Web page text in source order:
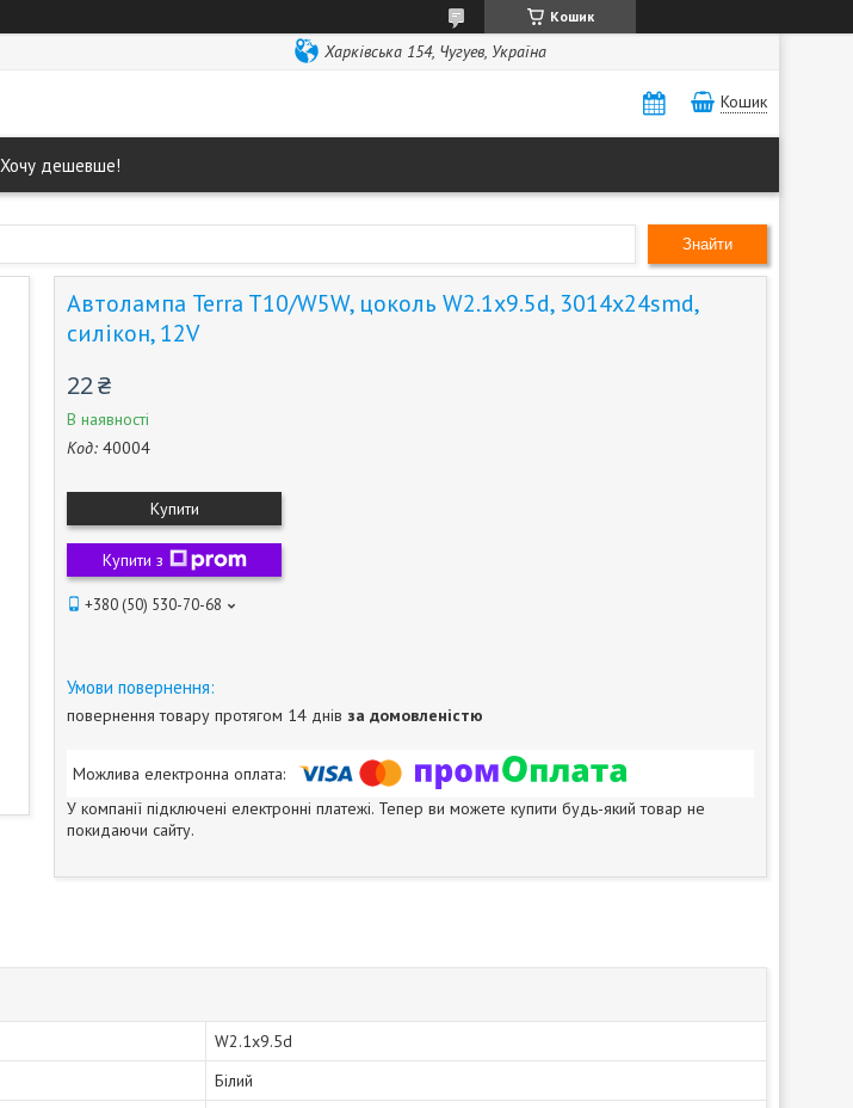
Кошик
Харківська 154, Чугуев, Україна
Кошик
Хочу дешевше!
Знайти
Автолампа Terra T10/W5W, цоколь W2.1x9.5d, 3014x24smd,
силікон, 12V
22 ₴
В наявності
Код: 40004
Купити
Купити з
+380 (50) 530-70-68
повернення товару протягом 14 днів за домовленістю
У компанії підключені електронні платежі. Тепер ви можете купити будь-який товар не
покидаючи сайту.
W2.1x9.5d
Білий